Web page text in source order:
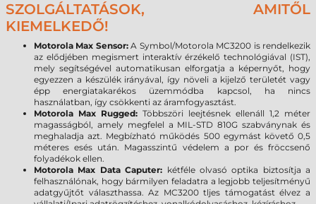
SZOLGÁLTATÁSOK, AMITŐL
KIEMELKEDŐ!
Motorola Max Sensor:A Symbol/Motorola MC3200 is rendelkezik
az elődjében megismert interaktív érzékelő technológiával (IST),
mely segítségével automatikusan elforgatja a képernyőt, hogy
egyezzen a készülék irányával, így növeli a kijelző területét vagy
épp energiatakarékos üzemmódba kapcsol, ha nincs
használatban, így csökkenti az áramfogyasztást.
Motorola Max Rugged: Többszöri leejtésnek ellenáll 1,2 méter
magasságból, amely megfelel a MIL-STD 810G szabványnak és
meghaladja azt. Megbízható működés 500 egymást követő 0,5
méteres esés után. Magasszintű védelem a por és fröccsenő
folyadékok ellen.
Motorola Max Data Caputer: kétféle olvasó optika biztosítja a
felhasználónak, hogy bármilyen feladatra a legjobb teljesítményű
adatgyűjtőt választhassa. Az MC3200 tljes támogatást élvez a